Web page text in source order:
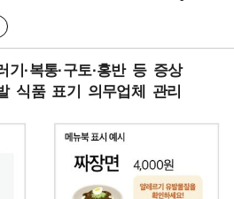
·복통·구토·홍반 등 증상
식품 표기 의무업체 관리